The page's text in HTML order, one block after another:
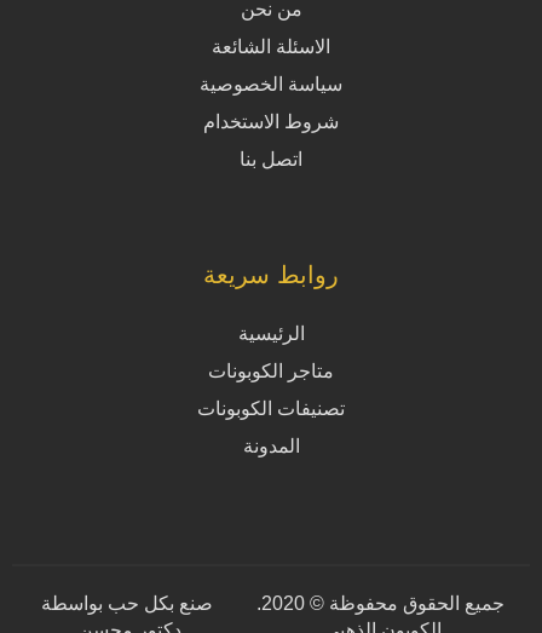
من نحن
الاسئلة الشائعة
سياسة الخصوصية
شروط الاستخدام
اتصل بنا
روابط سريعة
الرئيسية
متاجر الكوبونات
تصنيفات الكوبونات
المدونة
جميع الحقوق محفوظة © 2020.
صنع بكل حب بواسطة